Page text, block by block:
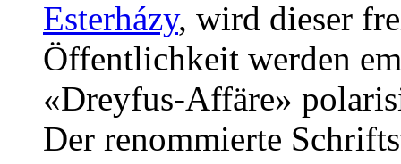
Esterházy, wird dieser
Öffentlichkeit werden
«Dreyfus-Affäre»
Der renommierte